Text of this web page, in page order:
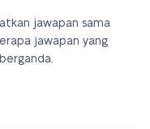
jawapan sama
jawapan yang